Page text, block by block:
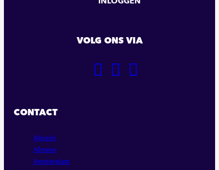
VOLG ONS VIA
GA
GA
CONTACT
Almelo
Almere
Amsterdam